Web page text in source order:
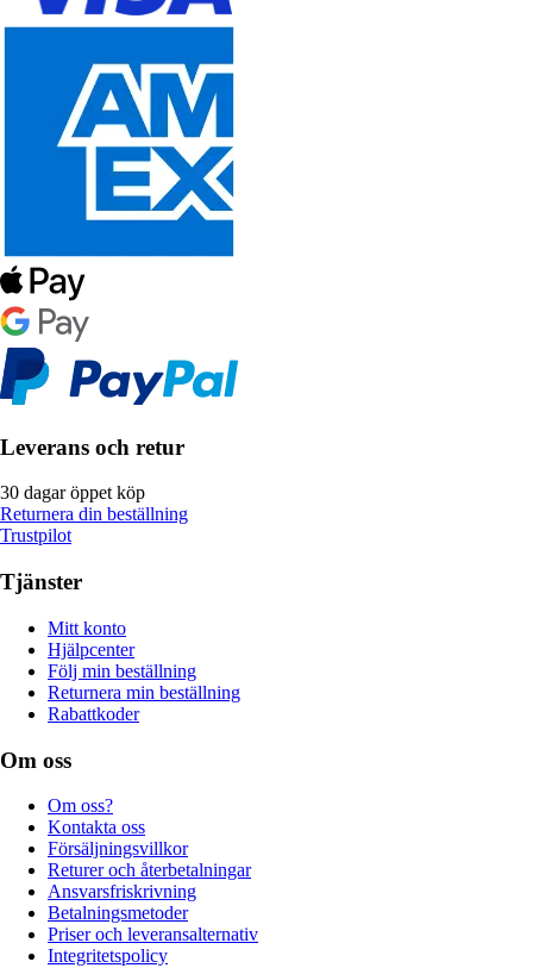
Leverans och retur
30 dagar öppet köp
Returnera din beställning
Trustpilot
Tjänster
Mitt konto
Hjälpcenter
Följ min beställning
Returnera min beställning
Rabattkoder
Om oss
Om oss?
Kontakta oss
Försäljningsvillkor
Returer och återbetalningar
Ansvarsfriskrivning
Betalningsmetoder
Priser och leveransalternativ
Integritetspolicy